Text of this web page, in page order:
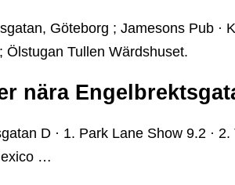
Göteborg ; Jamesons Pub ·
Ölstugan Tullen Wärdshuset.
nära
D · 1. Park Lane Show 9.2 ·
…